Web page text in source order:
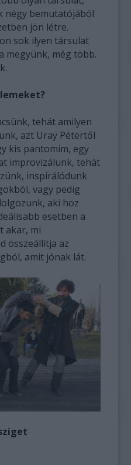
négy bemutatójából
jön létre.
sok ilyen társulat
megyünk, még több.
tehát amilyen
azt Uray Pétertől
kis pantomim, egy
improvizálunk, tehát
inspirálódunk
vagy pedig
aki hoz
esetben a
akar, mi
összeállítja az
amit jónak lát.